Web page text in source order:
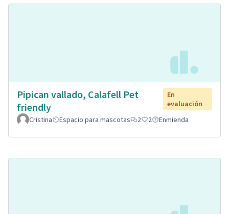
Pipican vallado, Calafell Pet
friendly
En
evaluación
Cristina
Espacio para mascotas 2 2 Enmienda